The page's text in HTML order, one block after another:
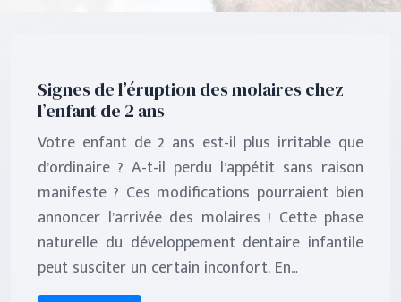
Signes de l’éruption des molaires chez
l’enfant de 2 ans
Votre enfant de 2 ans est-il plus irritable que
d’ordinaire ? A-t-il perdu l’appétit sans raison
manifeste ? Ces modifications pourraient bien
annoncer l’arrivée des molaires ! Cette phase
naturelle du développement dentaire infantile
peut susciter un certain inconfort. En…